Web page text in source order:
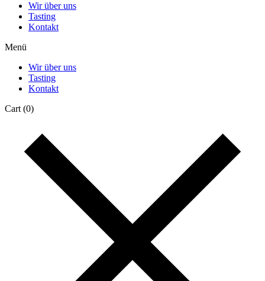
Wir über uns
Tasting
Kontakt
Menü
Wir über uns
Tasting
Kontakt
Cart (0)